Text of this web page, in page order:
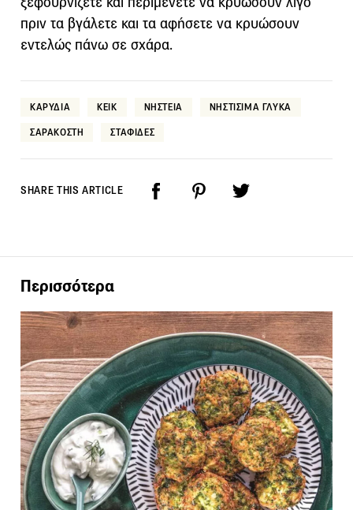
πριν τα βγάλετε και τα αφήσετε να κρυώσουν
εντελώς πάνω σε σχάρα.
ΚΑΡΥΔΙΑ ΚΕΙΚ ΝΗΣΤΕΙΑ ΝΗΣΤΙΣΙΜΑ ΓΛΥΚΑ
ΣΑΡΑΚΟΣΤΗ ΣΤΑΦΙΔΕΣ
SHARE THIS ARTICLE
Περισσότερα